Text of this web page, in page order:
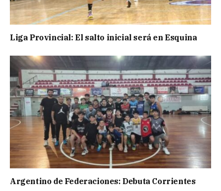
Liga Provincial: El salto inicial será en Esquina
Argentino de Federaciones: Debuta Corrientes